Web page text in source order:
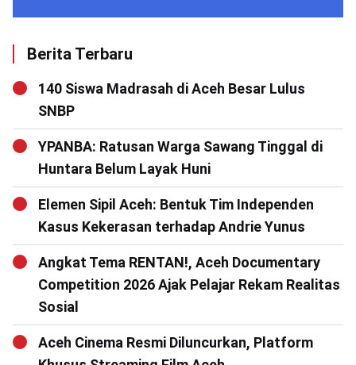
Berita Terbaru
140 Siswa Madrasah di Aceh Besar Lulus
SNBP
YPANBA: Ratusan Warga Sawang Tinggal di
Huntara Belum Layak Huni
Elemen Sipil Aceh: Bentuk Tim Independen
Kasus Kekerasan terhadap Andrie Yunus
Angkat Tema RENTAN!, Aceh Documentary
Competition 2026 Ajak Pelajar Rekam Realitas
Sosial
Aceh Cinema Resmi Diluncurkan, Platform